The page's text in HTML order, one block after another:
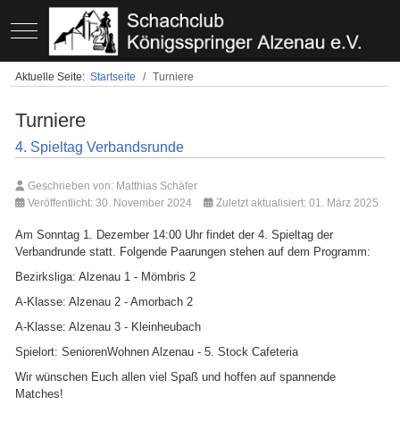
Mobile Menu Toggle
Aktuelle Seite: Startseite Turniere
Turniere
4. Spieltag Verbandsrunde
Geschrieben von: Matthias Schäfer
Veröffentlicht: 30. November 2024
Zuletzt aktualisiert: 01. März 2025
Am Sonntag 1. Dezember 14:00 Uhr findet der 4. Spieltag der
Verbandrunde statt. Folgende Paarungen stehen auf dem Programm:
Bezirksliga: Alzenau 1 - Mömbris 2
A-Klasse: Alzenau 2 - Amorbach 2
A-Klasse: Alzenau 3 - Kleinheubach
Spielort: SeniorenWohnen Alzenau - 5. Stock Cafeteria
Wir wünschen Euch allen viel Spaß und hoffen auf spannende
Matches!